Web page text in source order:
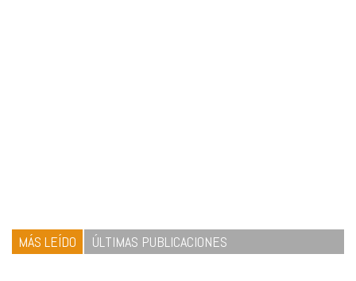
MÁS LEÍDO ÚLTIMAS PUBLICACIONES